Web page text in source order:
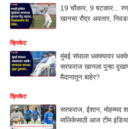
19 चौकार, 9 षटकार...
खानचा रौद्र अवतार,
क्रिकेट
मुंबई संघाला धक्क्यावर
सरफराज खानला पुन्हा
मैदानातून बाहेर?
क्रिकेट
सरफराज, ईशान, मोहम्मद
मालिकेसाठी आज टीम